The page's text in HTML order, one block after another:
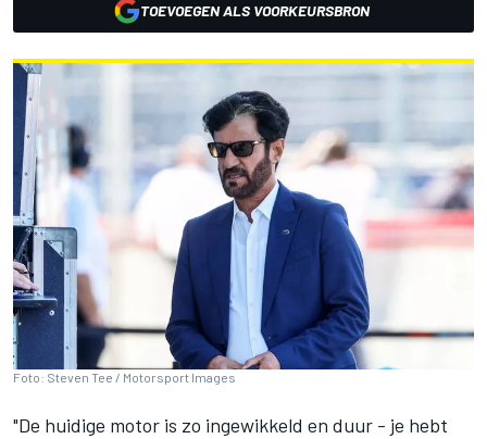
TOEVOEGEN ALS VOORKEURSBRON
Foto: Steven Tee / Motorsport Images
"De huidige motor is zo ingewikkeld en duur - je hebt